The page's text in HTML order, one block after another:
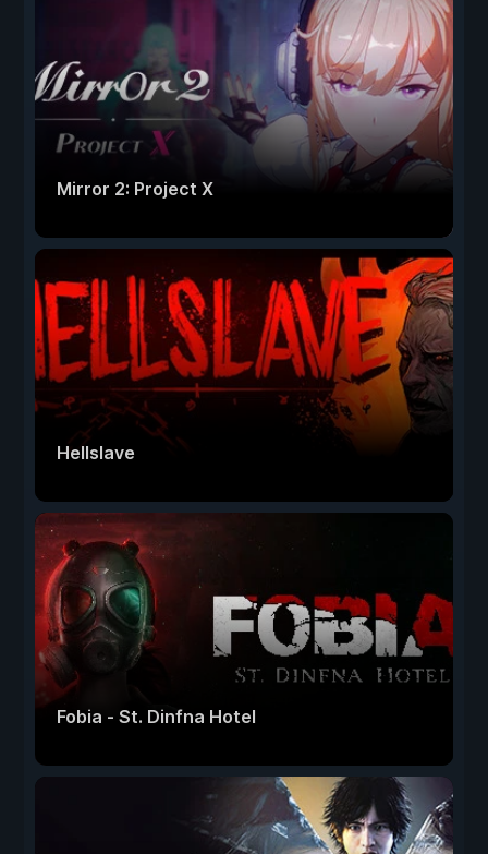
Mirror 2: Project X
Hellslave
Fobia - St. Dinfna Hotel